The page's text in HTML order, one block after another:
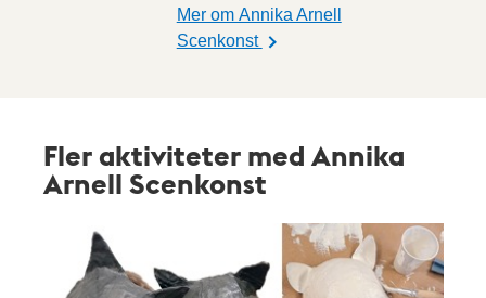
Mer om Annika Arnell
Scenkonst
Fler aktiviteter med Annika
Arnell Scenkonst